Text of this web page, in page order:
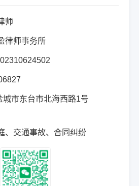
师
律师事务所
城市东台市北海西路1号
、交通事故、合同纠纷